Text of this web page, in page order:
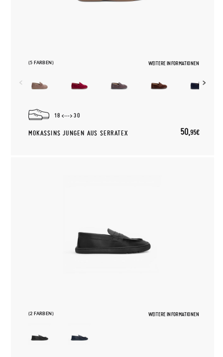
(5 FARBEN) WEITERE INFORMATIONEN
18 30
MOKASSINS JUNGEN AUS SERRATEX 50,95€
(2 FARBEN) WEITERE INFORMATIONEN